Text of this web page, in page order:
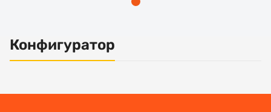
Конфигуратор
Основные характеристики